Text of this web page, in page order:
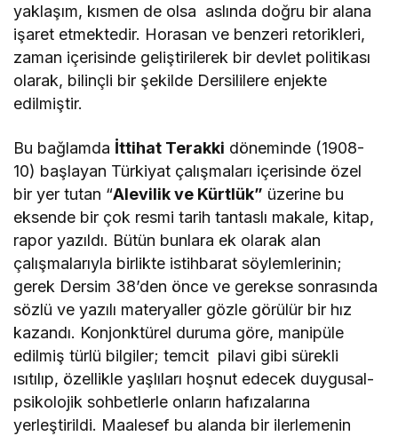
yaklaşım, kısmen de olsa aslında doğru bir alana
işaret etmektedir. Horasan ve benzeri retorikleri,
zaman içerisinde geliştirilerek bir devlet politikası
olarak, bilinçli bir şekilde Dersililere enjekte
edilmiştir.
Bu bağlamda İttihat Terakki döneminde (1908-
10) başlayan Türkiyat çalışmaları içerisinde özel
bir yer tutan “Alevilik ve Kürtlük” üzerine bu
eksende bir çok resmi tarih tantaslı makale, kitap,
rapor yazıldı. Bütün bunlara ek olarak alan
çalışmalarıyla birlikte istihbarat söylemlerinin;
gerek Dersim 38’den önce ve gerekse sonrasında
sözlü ve yazılı materyaller gözle görülür bir hız
kazandı. Konjonktürel duruma göre, manipüle
edilmiş türlü bilgiler; temcit pilavi gibi sürekli
ısıtılıp, özellikle yaşlıları hoşnut edecek duygusal-
psikolojik sohbetlerle onların hafızalarına
yerleştirildi. Maalesef bu alanda bir ilerlemenin